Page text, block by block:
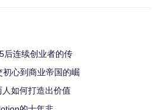
后连续创业者的传
心到商业帝国的崛
如何打造出价值